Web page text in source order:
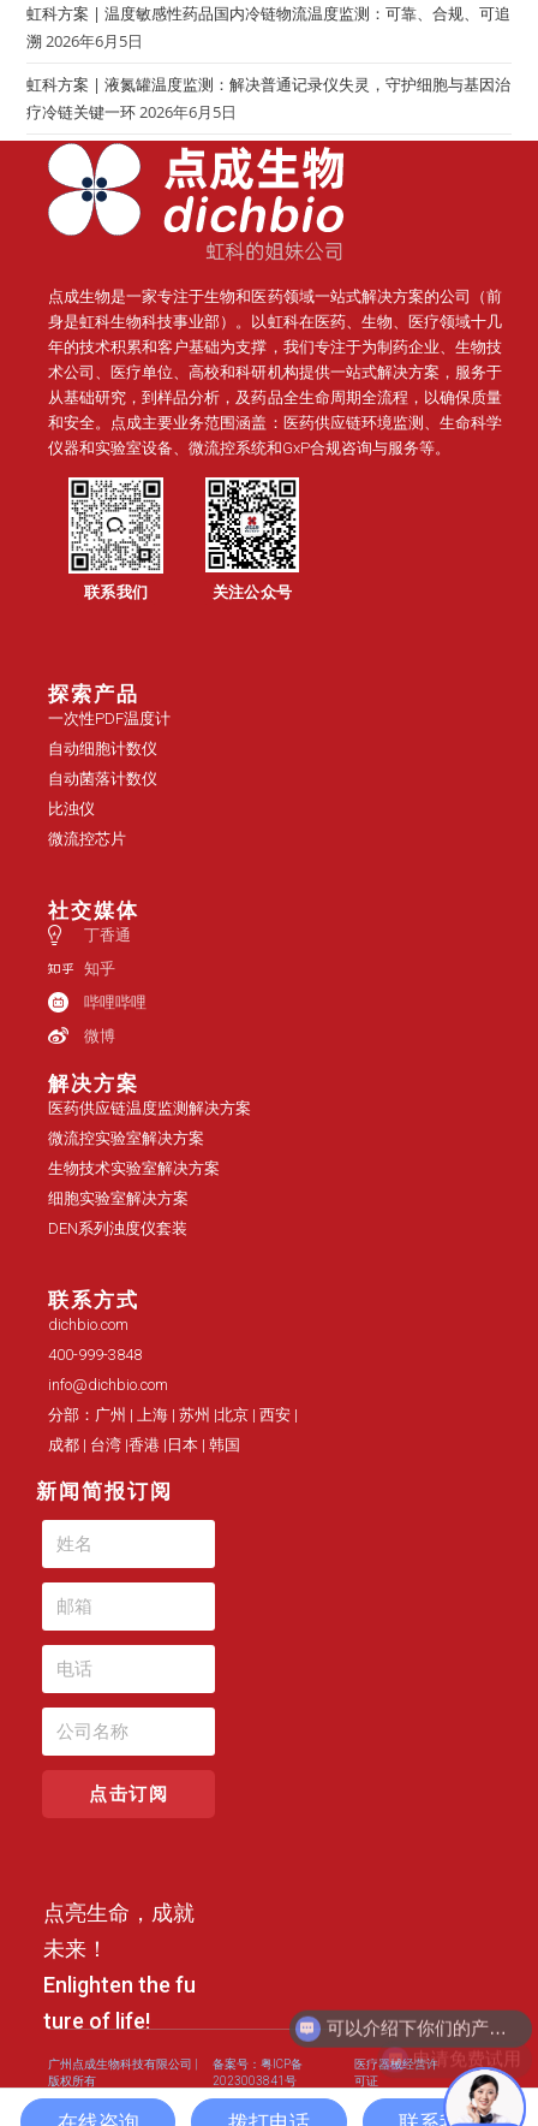
虹科方案 | 温度敏感性药品国内冷链物流温度监测：可靠、合规、可追
溯 2026年6月5日
虹科方案 | 液氮罐温度监测：解决普通记录仪失灵，守护细胞与基因治
疗冷链关键一环2026年6月5日
点成生物是一家专注于生物和医药领域一站式解决方案的公司（前
身是虹科生物科技事业部）。
以虹科在医药、生物、医疗领域十几
年的技术积累和客户基础为支撑，我们专注于为制药企业、生物技
术公司、医疗单位、高校和科研机构提供一站式解决方案，服务于
从基础研究，到样品分析，及药品全生命周期全流程，以确保质量
和安全。点成主要业务范围涵盖：医药供应链环境监测、生命科学
仪器和实验室设备、微流控系统和GxP合规咨询与服务等。
联系我们 关注公众号
探索产品
一次性PDF温度计
自动细胞计数仪
自动菌落计数仪
比浊仪
微流控芯片
社交媒体
丁香通
知乎
哔哩哔哩
微博
解决方案
医药供应链温度监测解决方案
微流控实验室解决方案
生物技术实验室解决方案
细胞实验室解决方案
DEN系列浊度仪套装
联系方式
dichbio.com
400-999-3848
info@dichbio.com
分部：广州 | 上海 | 苏州 |北京 | 西安 |
成都 | 台湾 |香港 |日本 | 韩国
新闻简报订阅
点击订阅
点亮生命，成就
未来！
Enlighten the fu
ture of life!
广州点成生物科技有限公司 |
版权所有
备案号：粤ICP备
2023003841号
医疗器械经营许
可证
申请免费试用